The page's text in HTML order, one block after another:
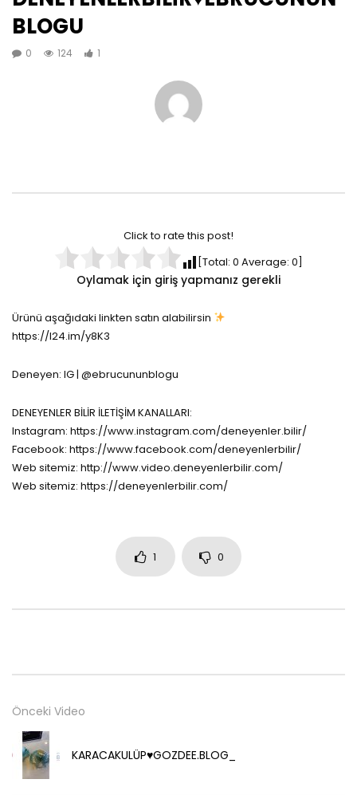
BLOGU
0 124 1
Click to rate this post!
[Total: 0 Average: 0]
Oylamak için giriş yapmanız gerekli
Ürünü aşağıdaki linkten satın alabilirsin
https://l24.im/y8K3
Deneyen: IG | @ebrucununblogu
DENEYENLER BİLİR İLETİŞİM KANALLARI:
Instagram: https://www.instagram.com/deneyenler.bilir/
Facebook: https://www.facebook.com/deneyenlerbilir/
Web sitemiz: http://www.video.deneyenlerbilir.com/
Web sitemiz: https://deneyenlerbilir.com/
1 0
Önceki Video
KARACAKULÜP♥️GOZDEE.BLOG_